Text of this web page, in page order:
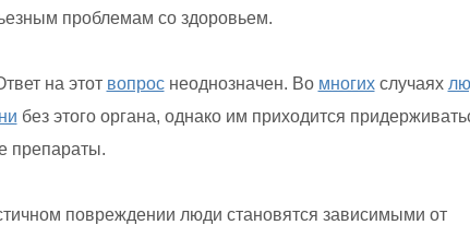
проблемам со здоровьем.
на этот вопроснеоднозначен. Во многихслучаях
без этого органа, однако им приходится
препараты.
повреждении люди становятся зависимыми от